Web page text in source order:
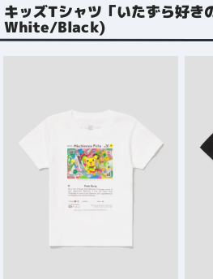
キッズTシャツ「いたずら好き
White/Black)